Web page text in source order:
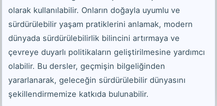
olarak kullanılabilir. Onların doğayla uyumlu ve
sürdürülebilir yaşam pratiklerini anlamak, modern
dünyada sürdürülebilirlik bilincini artırmaya ve
çevreye duyarlı politikaların geliştirilmesine yardımcı
olabilir. Bu dersler, geçmişin bilgeliğinden
yararlanarak, geleceğin sürdürülebilir dünyasını
şekillendirmemize katkıda bulunabilir.